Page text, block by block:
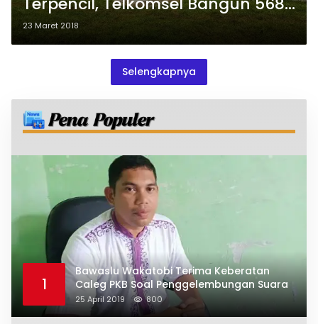
BTS
23 Maret 2018
Selengkapnya
1
Bawaslu Wakatobi Terima Keberatan
Caleg PKB Soal Penggelembungan Suara
25 April 2019 800